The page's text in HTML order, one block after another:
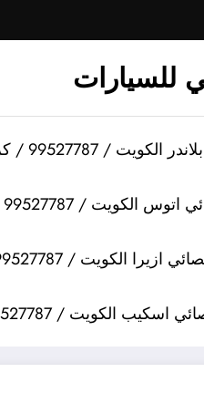
للسيارات
99527787 / كراج تصليح سيارات ابلاندر
الكويت / 99527787 / كراج تصليح سيارات اتوس
ازيرا الكويت / 99527787 / كراج تصليح سيارات ازيرا
الكويت / 99527787 / كراج تصليح سيارات اسكيب